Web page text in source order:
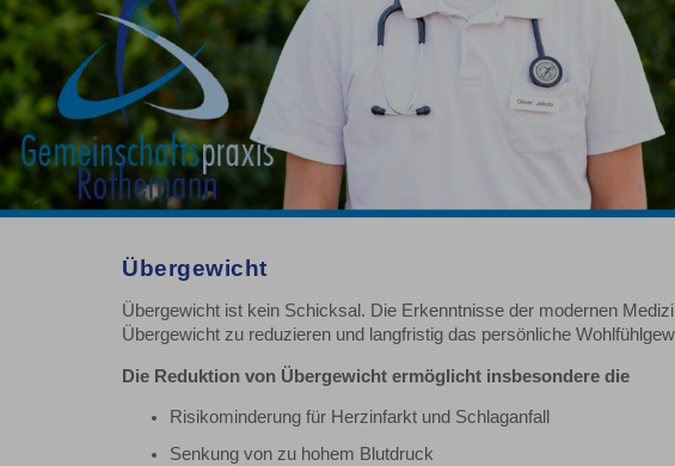
Übergewicht
Übergewicht ist kein Schicksal. Die Erkenntnisse der modernen
Übergewicht zu reduzieren und langfristig das persönliche
Die Reduktion von Übergewicht ermöglicht insbesondere die
Risikominderung für Herzinfarkt und Schlaganfall
Senkung von zu hohem Blutdruck